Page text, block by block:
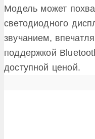
Модель может
светодиодного
звучанием,
поддержкой
доступной ценой.